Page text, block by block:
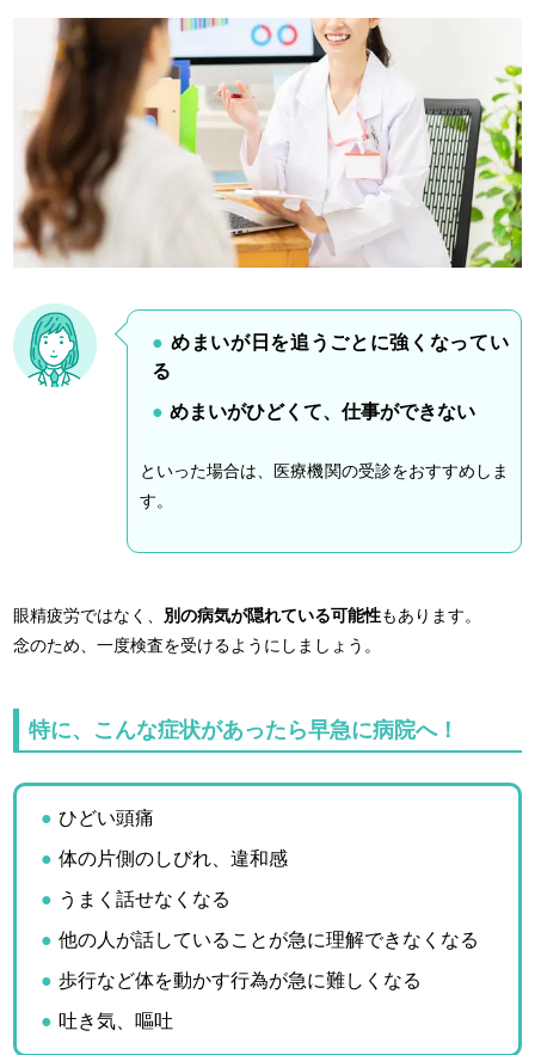
めまいが日を追うごとに強くなってい
る
めまいがひどくて、仕事ができない
といった場合は、医療機関の受診をおすすめしま
す。
眼精疲労ではなく、 別の病気が隠れている可能性もあります。
念のため、一度検査を受けるようにしましょう。
特に、こんな症状があったら早急に病院へ！
ひどい頭痛
体の片側のしびれ、違和感
うまく話せなくなる
他の人が話していることが急に理解できなくなる
歩行など体を動かす行為が急に難しくなる
吐き気、嘔吐